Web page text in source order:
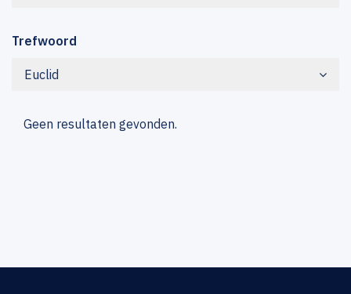
Trefwoord
Euclid
Geen resultaten gevonden.